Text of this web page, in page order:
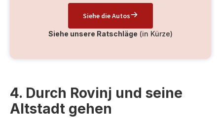
Siehe die Autos
Siehe unsere Ratschläge (in Kürze)
4. Durch Rovinj und seine
Altstadt gehen